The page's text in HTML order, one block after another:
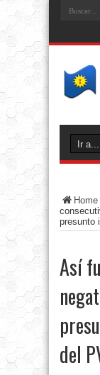
Home
presunto
Así
del